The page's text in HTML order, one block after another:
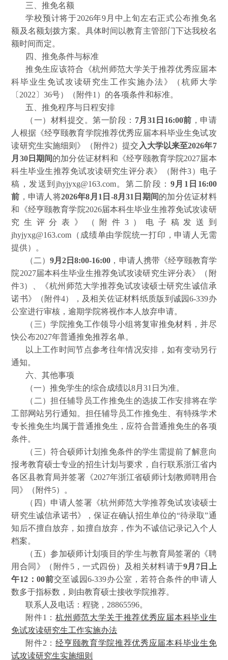
三、推免名额
学校预计将于2026年9月中上旬左右正式公布推免名
额及名额划拨方案。具体时间以教育主管部门下达我校名
额时间而定。
四、推免条件与标准
推免生应该符合《杭州师范大学关于推荐优秀应届本
科毕业生免试攻读研究生工作实施办法》（杭师大学
〔2022〕36号）（附件1）的各项条件和标准。
五、推免程序与日程安排
（一）材料提交。第一阶段： 7月31日16:00前 ，申请
人根据《经亨颐教育学院推荐优秀应届本科毕业生免试攻
读研究生实施细则》（附件2）提交 入大学以来至2026年7
月30日期间的加分佐证材料和《经亨颐教育学院2027届本
科生毕业生推荐免试攻读研究生评分表》（附件3）电子
稿，发送到jhyjyxg@163.com。第二阶段： 9月1日 16:00
前 ，申请人将2026年8月1日-8月31日期间的加分佐证材料
和《经亨颐教育学院2026届本科生毕业生推荐免试攻读研
究生评分表》（附件3）电子稿发送到
jhyjyxg@163.com（成绩单由学院统一打印，申请人无需
提供）。
（二）9月2日8:00-16:00 ，申请人携带《经亨颐教育学
院2027届本科生毕业生推荐免试攻读研究生评分表》（附
件3）、《杭州师范大学推荐免试攻读硕士研究生诚信承
诺书》（附件4），及相关佐证材料纸质版到诚园6-339办
公室进行审核，逾期学院将视作本人放弃申请。
（三）学院推免工作领导小组将复审推免材料，并尽
快公布2027年普通推免推荐名单。
以上工作时间节点参考往年情况安排，如有变动另行
通知。
六、其他事项
（一）推免学生的综合成绩以8月31日为准。
（二）担任辅导员工作推免生的选拔工作安排将在学
工部网站另行通知。担任辅导员工作推免生、有特殊学术
专长推免生均属于普通推免生，应符合普通推免生的各项
条件。
（三）符合硕师计划推免条件的学生需提前了解意向
报考教育硕士专业的招生计划与要求，自行联系浙江省内
各区县教育局并签署《2027年浙江省硕师计划教师聘用合
同》（附件5）。
（四）申请人签署《杭州师范大学推荐免试攻读硕士
研究生诚信承诺书》，保证在确认招生单位的“待录取”通
知后不擅自放弃，如擅自放弃，作为不诚信记录记入个人
档案。
（五）参加硕师计划项目的学生与教育局签署的《聘
用合同》（附件5，一式四份）及相关材料请于9月7日上
午12：00前交至诚园6-339办公室 ，若符合条件的申请人
数多于指标数，则由教育硕士接收学院推荐。
联系人及电话：程骁，28865596。
附件1：杭州师范大学关于推荐优秀应届本科毕业生
免试攻读研究生工作实施办法
附件2：经亨颐教育学院推荐优秀应届本科毕业生免
试攻读研究生实施细则